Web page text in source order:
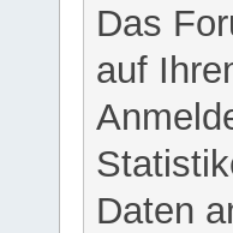
Das
auf
Daten